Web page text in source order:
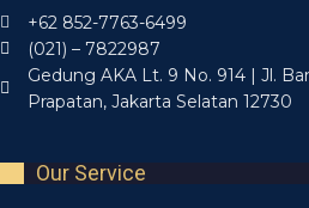
+62 852-7763-6499
(021) – 7822987
Gedung AKA Lt. 9 No. 914 | Jl.
Prapatan, Jakarta Selatan 12730
Our Service